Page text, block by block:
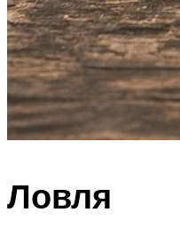
Ловля